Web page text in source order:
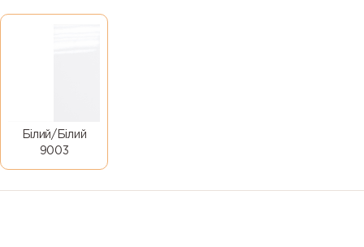
Білий/Білий
9003